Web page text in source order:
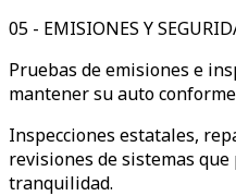
05 - EMISIONES Y
Pruebas de emisiones e
mantener su auto
Inspecciones estatales,
revisiones de sistemas
tranquilidad.